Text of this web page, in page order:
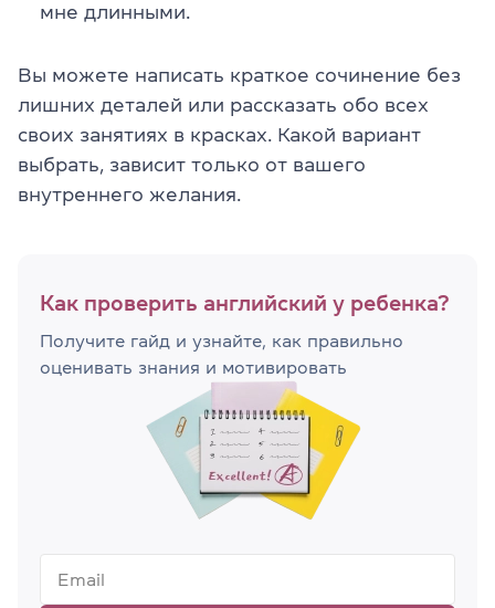
мне длинными.
Вы можете написать краткое сочинение без
лишних деталей или рассказать обо всех
своих занятиях в красках. Какой вариант
выбрать, зависит только от вашего
внутреннего желания.
Как проверить английский у ребенка?
Получите гайд и узнайте, как правильно
оценивать знания и мотивировать